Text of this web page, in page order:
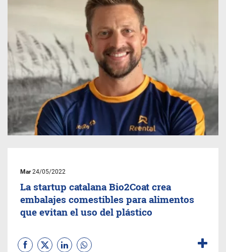
Mar24/05/2022
La startup catalana Bio2Coat crea
embalajes comestibles para alimentos
que evitan el uso del plástico